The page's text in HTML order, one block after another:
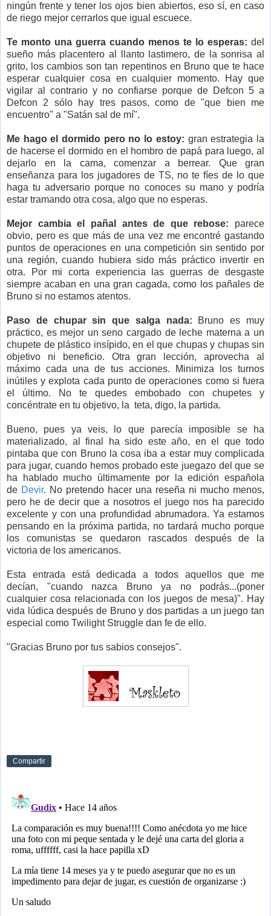
ningún frente y tener los ojos bien abiertos, eso sí, en caso
de riego mejor cerrarlos que igual escuece.
Te monto una guerra cuando menos te lo esperas: del
sueño más placentero al llanto lastimero, de la sonrisa al
grito, los cambios son tan repentinos en Bruno que te hace
esperar cualquier cosa en cualquier momento. Hay que
vigilar al contrario y no confiarse porque de Defcon 5 a
Defcon 2 sólo hay tres pasos, como de "que bien me
encuentro" a "Satán sal de mí".
Me hago el dormido pero no lo estoy: gran estrategia la
de hacerse el dormido en el hombro de papá para luego, al
dejarlo en la cama, comenzar a berrear. Que gran
enseñanza para los jugadores de TS, no te fíes de lo que
haga tu adversario porque no conoces su mano y podría
estar tramando otra cosa, algo que no esperas.
Mejor cambia el pañal antes de que rebose: parece
obvio, pero es que más de una vez me encontré gastando
puntos de operaciones en una competición sin sentido por
una región, cuando hubiera sido más práctico invertir en
otra. Por mi corta experiencia las guerras de desgaste
siempre acaban en una gran cagada, como los pañales de
Bruno si no estamos atentos.
Paso de chupar sin que salga nada: Bruno es muy
práctico, es mejor un seno cargado de leche materna a un
chupete de plástico insípido, en el que chupas y chupas sin
objetivo ni beneficio. Otra gran lección, aprovecha al
máximo cada una de tus acciones. Minimiza los turnos
inútiles y explota cada punto de operaciones como si fuera
el último. No te quedes embobado con chupetes y
concéntrate en tu objetivo, la teta, digo, la partida.
Bueno, pues ya veis, lo que parecía imposible se ha
materializado, al final ha sido este año, en el que todo
pintaba que con Bruno la cosa iba a estar muy complicada
para jugar, cuando hemos probado este juegazo del que se
ha hablado mucho últimamente por la edición española
de Devir. No pretendo hacer una reseña ni mucho menos,
pero he de decir que a nosotros el juego nos ha parecido
excelente y con una profundidad abrumadora. Ya estamos
pensando en la próxima partida, no tardará mucho porque
los comunistas se quedaron rascados después de la
victoria de los americanos.
Esta entrada está dedicada a todos aquellos que me
decían, "cuando nazca Bruno ya no podrás...(poner
cualquier cosa relacionada con los juegos de mesa)". Hay
vida lúdica después de Bruno y dos partidas a un juego tan
especial como Twilight Struggle dan fe de ello.
"Gracias Bruno por tus sabios consejos".
Compartir